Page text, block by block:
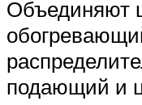
Объединяют
подающий и